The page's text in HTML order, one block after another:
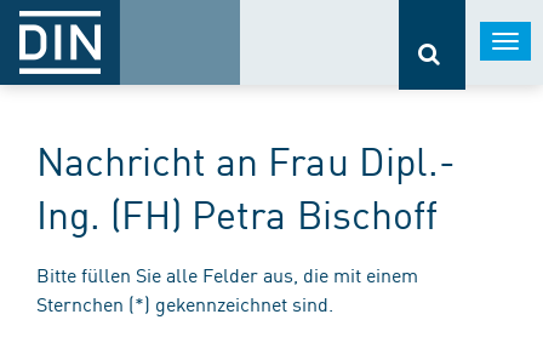
Nachricht an Frau Dipl.-
Ing. (FH) Petra Bischoff
Bitte füllen Sie alle Felder aus, die mit einem
Sternchen (*) gekennzeichnet sind.